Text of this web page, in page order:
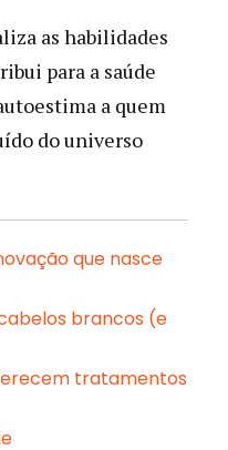
as habilidades
para a saúde
a quem
do universo
que nasce
brancos (e
tratamentos